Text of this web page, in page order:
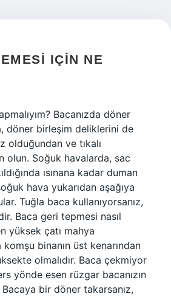
IÇIN NE
Bacanızda döner
döner birleşim deliklerini de
olduğundan ve tıkalı
olun. Soğuk havalarda, sac
ısınana kadar duman
hava yukarıdan aşağıya
Tuğla baca kullanıyorsanız,
Baca geri tepmesi nasıl
yüksek çatı mahya
binanın üst kenarından
olmalıdır. Baca çekmiyor
yönde esen rüzgar bacanızın
bir döner takarsanız,